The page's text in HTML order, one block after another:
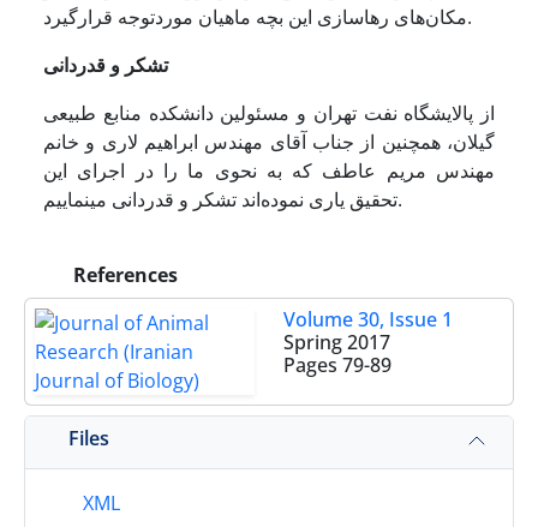
مکان‌های رهاسازی این بچه ماهیان موردتوجه قرارگیرد.
تشکر و قدردانی
از پالایشگاه نفت تهران و مسئولین دانشکده منابع طبیعی
گیلان، همچنین از جناب آقای مهندس ابراهیم لاری و خانم
مهندس مریم عاطف که به نحوی ما را در اجرای این
تحقیق یاری نموده‌اند تشکر و قدردانی می­نماییم.
References
Volume 30, Issue 1
Spring 2017
Pages 79-89
Files
XML